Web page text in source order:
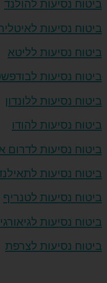
ביטוח נסיעות להולנד
ביטוח נסיעות
ביטוח נסיעות לליטא
ביטוח נסיעות
ביטוח נסיעות ללונדון
ביטוח נסיעות להודו
ביטוח נסיעות לדרום
ביטוח נסיעות
ביטוח נסיעות לטנריף
ביטוח נסיעות
ביטוח נסיעות לצרפת